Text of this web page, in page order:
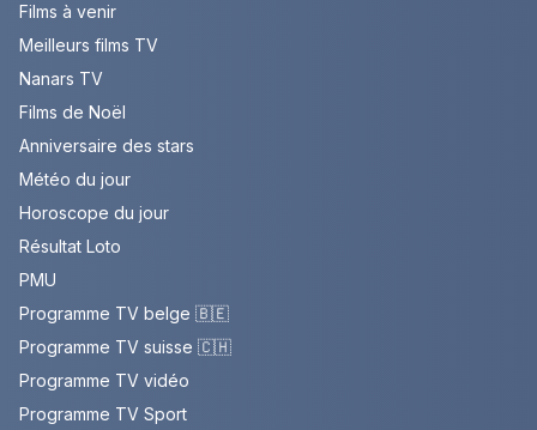
Films à venir
Meilleurs films TV
Nanars TV
Films de Noël
Anniversaire des stars
Météo du jour
Horoscope du jour
Résultat Loto
PMU
Programme TV belge 🇧🇪
Programme TV suisse 🇨🇭
Programme TV vidéo
Programme TV Sport